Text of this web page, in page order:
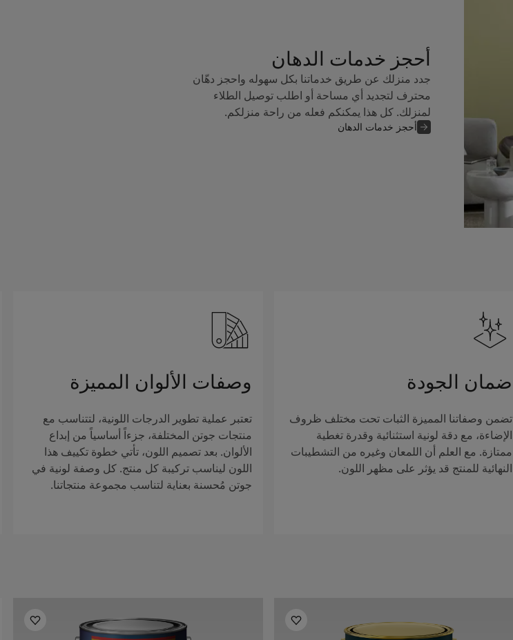
أحجز خدمات الدهان
جدد منزلك عن طريق خدماتنا بكل سهوله واحجز دهّان
محترف لتجديد أي مساحة أو اطلب توصيل الطلاء
لمنزلك. كل هذا يمكنكم فعله من راحة منزلكم.
أحجز خدمات الدهان
ضمان الجودة
تضمن وصفاتنا المميزة الثبات تحت مختلف ظروف
الإضاءة، مع دقة لونية استثنائية وقدرة تغطية
ممتازة. مع العلم أن اللمعان وغيره من التشطيبات
النهائية للمنتج قد يؤثر على مظهر اللون.
وصفات الألوان المميزة
تعتبر عملية تطوير الدرجات اللونية، لتتناسب مع
منتجات جوتن المختلفة، جزءاً أساسياً من إبداع
الألوان. بعد تصميم اللون، تأتي خطوة تكييف هذا
اللون ليناسب تركيبة كل منتج. كل وصفة لونية في
جوتن مُحسنة بعناية لتناسب مجموعة منتجاتنا.